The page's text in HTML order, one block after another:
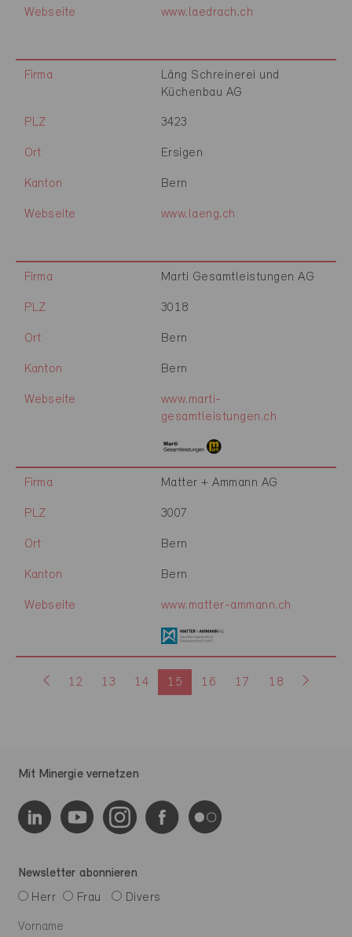
Webseite www.laedrach.ch
Firma
Läng Schreinerei und
Küchenbau AG
PLZ 3423
Ort Ersigen
Kanton Bern
Webseite www.laeng.ch
Firma Marti Gesamtleistungen AG
PLZ 3018
Ort Bern
Kanton Bern
Webseite
www.marti-
gesamtleistungen.ch
Firma Matter + Ammann AG
PLZ 3007
Ort Bern
Kanton Bern
Webseite www.matter-ammann.ch
12 13 14 15 16 17 18
Mit Minergie vernetzen
Newsletter abonnieren
Herr
Frau Divers